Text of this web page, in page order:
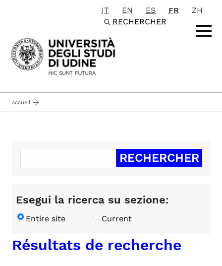
Passa al contenuto principale
IT EN ES FR
ZH
RECHERCHER
accueil
Esegui la ricerca su sezione:
Entire site Current
Résultats de recherche